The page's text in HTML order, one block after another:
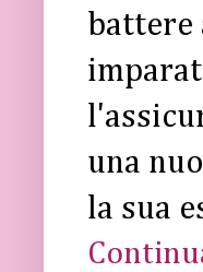
battere
una
la sua